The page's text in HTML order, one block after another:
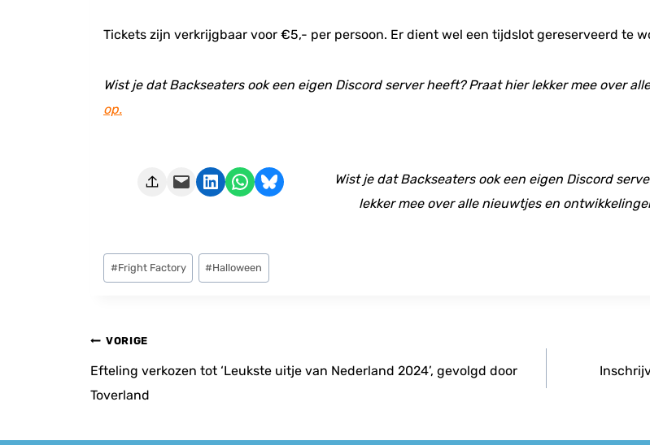
Tickets zijn verkrijgbaar voor €5,- per persoon. Er dient wel een tijdslot gereserveerd te
Wist je dat Backseaters ook een eigen Discord server heeft? Praat hier lekker mee over
op.
Deze pagina e-mailen Delen op LinkedIn Delen via WhatsApp Share on Bluesky
Wist je dat Backseaters ook een eigen Discord
lekker mee over alle nieuwtjes en
Bericht
tags:
#Fright Factory #Halloween
Bericht
navigatie
VORIGE
Efteling verkozen tot ‘Leukste uitje van Nederland 2024’, gevolgd door
Toverland